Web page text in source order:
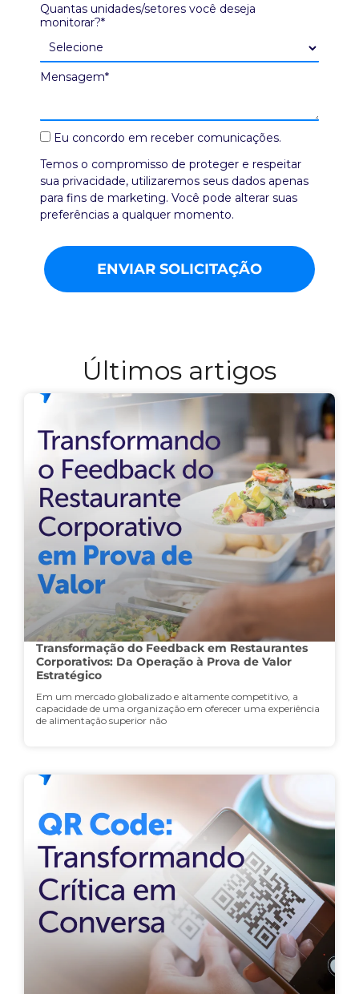
Quantas unidades/setores você deseja
monitorar?*
Mensagem*
Eu concordo em receber comunicações.
Temos o compromisso de proteger e respeitar
sua privacidade, utilizaremos seus dados apenas
para fins de marketing. Você pode alterar suas
preferências a qualquer momento.
ENVIAR SOLICITAÇÃO
Últimos artigos
Transformação do Feedback em Restaurantes
Corporativos: Da Operação à Prova de Valor
Estratégico
Em um mercado globalizado e altamente competitivo, a
capacidade de uma organização em oferecer uma experiência
de alimentação superior não